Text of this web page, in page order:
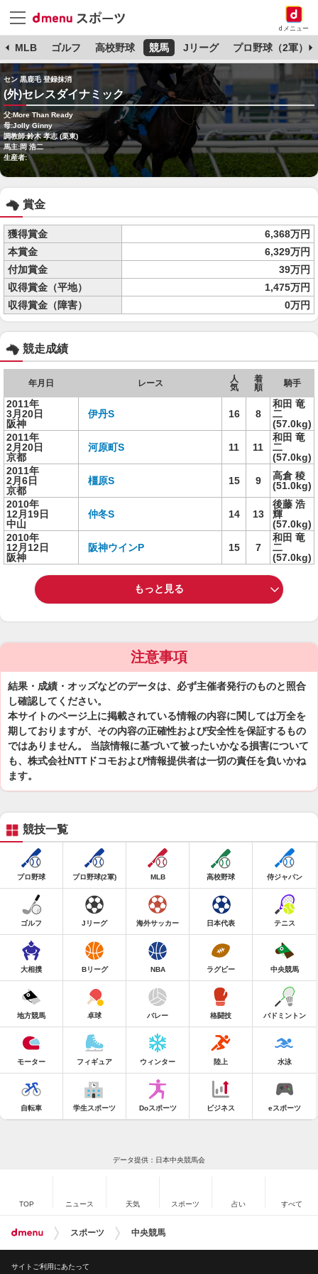
dメニュー
MLB ゴルフ 高校野球 競馬 Jリーグ プロ野球（2軍）
セン 黒鹿毛 登録抹消
(外)セレスダイナミック
父:More Than Ready
母:Jolly Ginny
調教師:鈴木 孝志 (栗東)
馬主:岡 浩二
生産者:
賞金
獲得賞金
6,368万円
本賞金
6,329万円
付加賞金
39万円
収得賞金（平地）
1,475万円
収得賞金（障害）
0万円
競走成績
年月日 レース
人
気
着
順
騎手
2011年
3月20日
阪神
伊丹S 16 8
和田 竜
二
(57.0kg)
2011年
2月20日
京都
河原町S 11 11
和田 竜
二
(57.0kg)
2011年
2月6日
京都
橿原S 15 9
高倉 稜
(51.0kg)
2010年
12月19日
中山
仲冬S 14 13
後藤 浩
輝
(57.0kg)
2010年
12月12日
阪神
阪神ウインP 15 7
和田 竜
二
(57.0kg)
もっと見る
注意事項
結果・成績・オッズなどのデータは、必ず主催者発行のものと照合
し確認してください。
本サイトのページ上に掲載されている情報の内容に関しては万全を
期しておりますが、その内容の正確性および安全性を保証するもの
ではありません。 当該情報に基づいて被ったいかなる損害について
も、株式会社NTTドコモおよび情報提供者は一切の責任を負いかね
ます。
競技一覧
プロ野球 プロ野球(2軍) MLB 高校野球 侍ジャパン
ゴルフ Jリーグ 海外サッカー 日本代表 テニス
大相撲 Bリーグ NBA ラグビー 中央競馬
地方競馬 卓球 バレー 格闘技 バドミントン
モーター フィギュア ウィンター 陸上 水泳
自転車 学生スポーツ Doスポーツ ビジネス eスポーツ
データ提供：日本中央競馬会
TOP ニュース 天気 スポーツ 占い すべて
スポーツ 中央競馬
サイトご利用にあたって